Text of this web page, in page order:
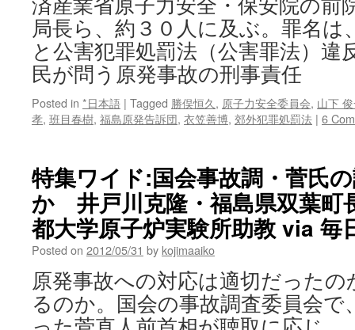
局長ら、約３０人に及ぶ。罪名は
と公害犯罪処罰法（公害罪法）違
民が問う原発事故の刑事責任
Posted in *日本語 | Tagged 勝俣恒久 , 原子力安全委員会, 山下
孝, 班目春樹, 福島原発告訴団, 衣笠善博, 郊外犯罪処罰法 | 6
特集ワイド:国会事故調・菅氏
か 井戸川克隆・福島県双葉町
都大学原子炉実験所助教 via 毎
Posted on 2012/05/31 by kojimaaiko
原発事故への対応は適切だった
るのか。国会の事故調査委員会で